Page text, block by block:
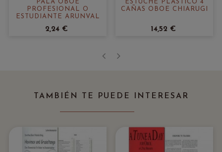
PALA OBOE
PROFESIONAL O
ESTUDIANTE ARUNVAL
2,24 €
ESTUCHE PLÁSTICO 4
CAÑAS OBOE CHIARUGI
14,52 €
TAMBIÉN TE PUEDE INTERESAR